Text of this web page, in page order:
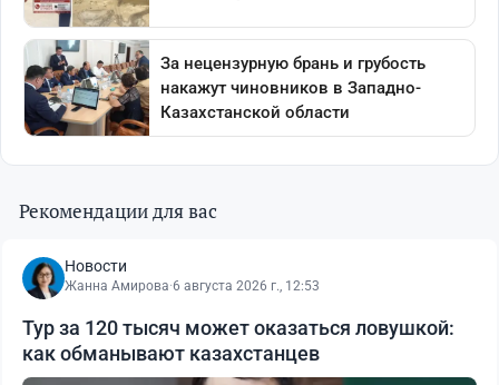
Рекомендации для вас
Новости
Жанна Амирова·6 августа 2026 г., 12:53
Тур за 120 тысяч может оказаться ловушкой:
как обманывают казахстанцев